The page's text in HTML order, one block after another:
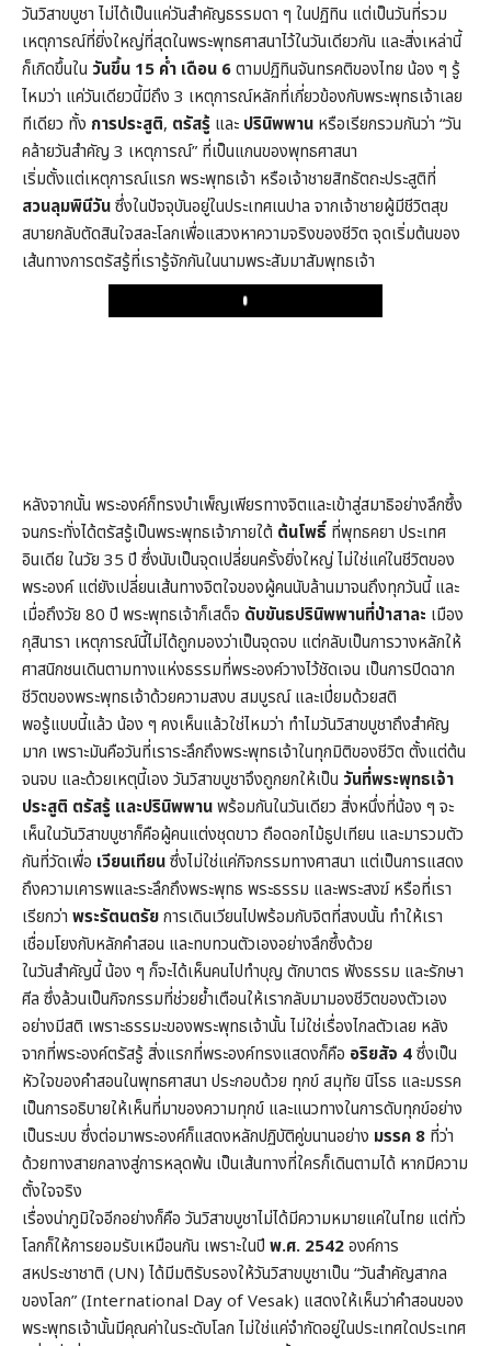
วันวิสาขบูชา ไม่ได้เป็นแค่วันสำคัญธรรมดา ๆ ในปฏิทิน แต่เป็นวันที่รวม
เหตุการณ์ที่ยิ่งใหญ่ที่สุดในพระพุทธศาสนาไว้ในวันเดียวกัน และสิ่งเหล่านี้
ก็เกิดขึ้นใน วันขึ้น 15 ค่ำ เดือน 6ตามปฏิทินจันทรคติของไทย น้อง ๆ รู้
ไหมว่า แค่วันเดียวนี้มีถึง 3 เหตุการณ์หลักที่เกี่ยวข้องกับพระพุทธเจ้าเลย
ทีเดียว ทั้ง การประสูติ, ตรัสรู้ และ ปรินิพพาน หรือเรียกรวมกันว่า “วัน
คล้ายวันสำคัญ 3 เหตุการณ์” ที่เป็นแกนของพุทธศาสนา
เริ่มตั้งแต่เหตุการณ์แรก พระพุทธเจ้า หรือเจ้าชายสิทธัตถะประสูติที่
สวนลุมพินีวันซึ่งในปัจจุบันอยู่ในประเทศเนปาล จากเจ้าชายผู้มีชีวิตสุข
สบายกลับตัดสินใจสละโลกเพื่อแสวงหาความจริงของชีวิต จุดเริ่มต้นของ
เส้นทางการตรัสรู้ที่เรารู้จักกันในนามพระสัมมาสัมพุทธเจ้า
Play
หลังจากนั้น พระองค์ก็ทรงบำเพ็ญเพียรทางจิตและเข้าสู่สมาธิอย่างลึกซึ้ง
จนกระทั่งได้ตรัสรู้เป็นพระพุทธเจ้าภายใต้ ต้นโพธิ์ ที่พุทธคยา ประเทศ
อินเดีย ในวัย 35 ปี ซึ่งนับเป็นจุดเปลี่ยนครั้งยิ่งใหญ่ ไม่ใช่แค่ในชีวิตของ
พระองค์ แต่ยังเปลี่ยนเส้นทางจิตใจของผู้คนนับล้านมาจนถึงทุกวันนี้ และ
เมื่อถึงวัย 80 ปี พระพุทธเจ้าก็เสด็จ ดับขันธปรินิพพานที่ป่าสาละ เมือง
กุสินารา เหตุการณ์นี้ไม่ได้ถูกมองว่าเป็นจุดจบ แต่กลับเป็นการวางหลักให้
ศาสนิกชนเดินตามทางแห่งธรรมที่พระองค์วางไว้ชัดเจน เป็นการปิดฉาก
ชีวิตของพระพุทธเจ้าด้วยความสงบ สมบูรณ์ และเปี่ยมด้วยสติ
พอรู้แบบนี้แล้ว น้อง ๆ คงเห็นแล้วใช่ไหมว่า ทำไมวันวิสาขบูชาถึงสำคัญ
มาก เพราะมันคือวันที่เราระลึกถึงพระพุทธเจ้าในทุกมิติของชีวิต ตั้งแต่ต้น
จนจบ และด้วยเหตุนี้เอง วันวิสาขบูชาจึงถูกยกให้เป็น วันที่พระพุทธเจ้า
ประสูติ ตรัสรู้ และปรินิพพานพร้อมกันในวันเดียว สิ่งหนึ่งที่น้อง ๆ จะ
เห็นในวันวิสาขบูชาก็คือผู้คนแต่งชุดขาว ถือดอกไม้ธูปเทียน และมารวมตัว
กันที่วัดเพื่อ เวียนเทียนซึ่งไม่ใช่แค่กิจกรรมทางศาสนา แต่เป็นการแสดง
ถึงความเคารพและระลึกถึงพระพุทธ พระธรรม และพระสงฆ์ หรือที่เรา
เรียกว่า พระรัตนตรัยการเดินเวียนไปพร้อมกับจิตที่สงบนั้น ทำให้เรา
เชื่อมโยงกับหลักคำสอน และทบทวนตัวเองอย่างลึกซึ้งด้วย
ในวันสำคัญนี้ น้อง ๆ ก็จะได้เห็นคนไปทำบุญ ตักบาตร ฟังธรรม และรักษา
ศีล ซึ่งล้วนเป็นกิจกรรมที่ช่วยย้ำเตือนให้เรากลับมามองชีวิตของตัวเอง
อย่างมีสติ เพราะธรรมะของพระพุทธเจ้านั้น ไม่ใช่เรื่องไกลตัวเลย หลัง
จากที่พระองค์ตรัสรู้ สิ่งแรกที่พระองค์ทรงแสดงก็คือ อริยสัจ 4ซึ่งเป็น
หัวใจของคำสอนในพุทธศาสนา ประกอบด้วย ทุกข์ สมุทัย นิโรธ และมรรค
เป็นการอธิบายให้เห็นที่มาของความทุกข์ และแนวทางในการดับทุกข์อย่าง
เป็นระบบ ซึ่งต่อมาพระองค์ก็แสดงหลักปฏิบัติคู่ขนานอย่าง มรรค 8 ที่ว่า
ด้วยทางสายกลางสู่การหลุดพ้น เป็นเส้นทางที่ใครก็เดินตามได้ หากมีความ
ตั้งใจจริง
เรื่องน่าภูมิใจอีกอย่างก็คือ วันวิสาขบูชาไม่ได้มีความหมายแค่ในไทย แต่ทั่ว
โลกก็ให้การยอมรับเหมือนกัน เพราะในปี พ.ศ. 2542องค์การ
สหประชาชาติ (UN) ได้มีมติรับรองให้วันวิสาขบูชาเป็น “วันสำคัญสากล
ของโลก” (International Day of Vesak) แสดงให้เห็นว่าคำสอนของ
พระพุทธเจ้านั้นมีคุณค่าในระดับโลก ไม่ใช่แค่จำกัดอยู่ในประเทศใดประเทศ